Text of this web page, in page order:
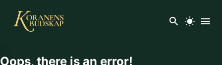
Oops, there is an error!